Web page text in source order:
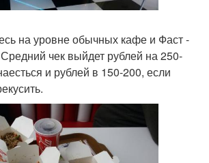
на уровне обычных кафе и Фаст -
чек выйдет рублей на 250-
и рублей в 150-200, если